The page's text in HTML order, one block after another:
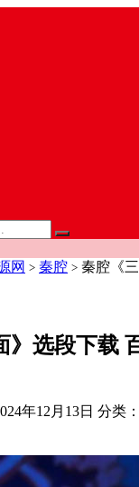
网 > 秦腔 > 秦腔《
》选段下载
年12月13日 分类：